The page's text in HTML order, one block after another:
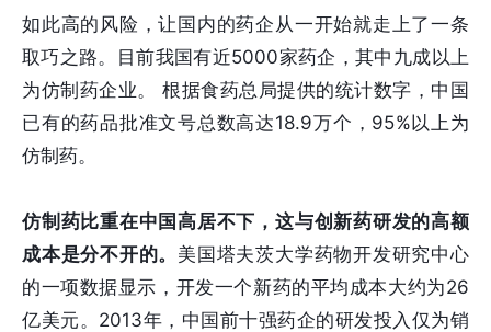
如此高的风险，让国内的药企从一开始就走上了一条
取巧之路。目前我国有近5000家药企，其中九成以上
为仿制药企业。 根据食药总局提供的统计数字，中国
已有的药品批准文号总数高达18.9万个，95%以上为
仿制药。
仿制药比重在中国高居不下，这与创新药研发的高额
成本是分不开的。 美国塔夫茨大学药物开发研究中心
的一项数据显示，开发一个新药的平均成本大约为26
亿美元。2013年，中国前十强药企的研发投入仅为销